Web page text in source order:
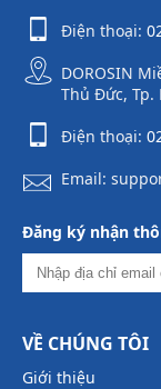
Điện thoại:
DOROSIN
Thủ Đức, Tp.
Điện thoại:
Email:
Đăng ký nhận
VỀ CHÚNG TÔI
Giới thiệu